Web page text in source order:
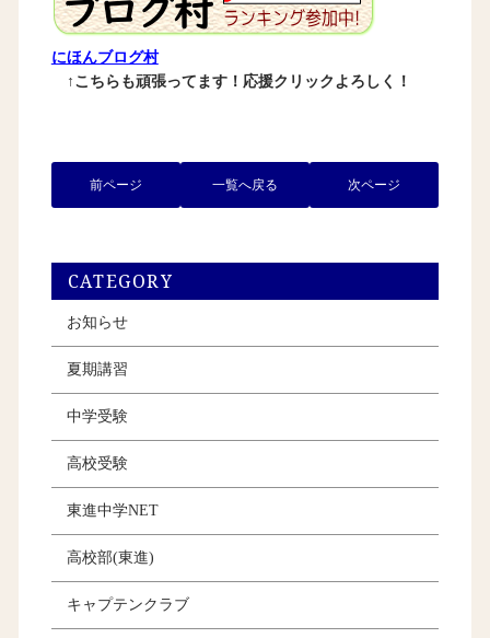
にほんブログ村
↑こちらも頑張ってます！応援クリックよろしく！
前ページ 一覧へ戻る 次ページ
CATEGORY
お知らせ
夏期講習
中学受験
高校受験
東進中学NET
高校部(東進)
キャプテンクラブ